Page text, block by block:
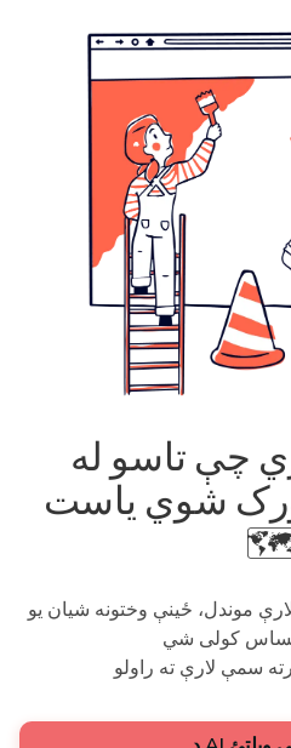
چې تاسو له
شوي یاست!
موندل، ځینې وختونه شیان یو